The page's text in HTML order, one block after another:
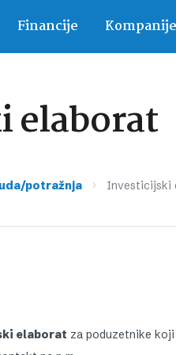
Financije Kompanije
elaborat
potražnja › Investicijski
elaborat za poduzetnike